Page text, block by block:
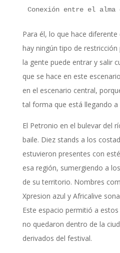
Conexión entre el
Para él, lo que hace
hay ningún tipo de
la gente puede entrar y salir
que se hace en este
en el escenario central,
tal forma que está llegando a
El Petronio en el bulevar del
baile. Diez stands a los
estuvieron presentes con
esa región, sumergiendo a
de su territorio. Nombres
Xpresion azul y Africalive
Este espacio permitió a
no quedaron dentro de la
derivados del festival.